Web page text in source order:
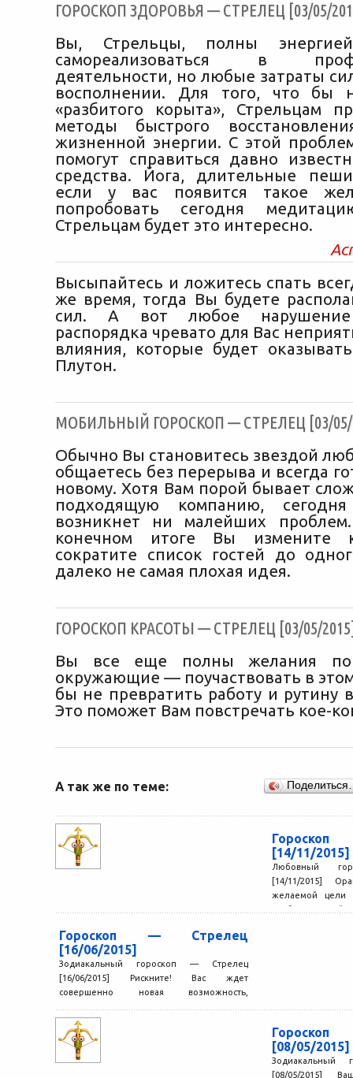
ГОРОСКОП ЗДОРОВЬЯ — СТРЕЛЕЦ [03/05/
Вы, Стрельцы, полны
самореализоваться в
деятельности, но любые затраты
восполнении. Для того, что бы
«разбитого корыта», Стрельцам
методы быстрого
жизненной энергии. С этой
помогут справиться давно
средства. Йога, длительные
если у вас появится такое
попробовать сегодня
Стрельцам будет это интересно.
Высыпайтесь и ложитесь спать
же время, тогда Вы будете
сил. А вот любое нарушение
распорядка чревато для Вас
влияния, которые будет
Плутон.
МОБИЛЬНЫЙ ГОРОСКОП — СТРЕЛЕЦ [03/05/
Обычно Вы становитесь звездой
общаетесь без перерыва и всегда
новому. Хотя Вам порой бывает
подходящую компанию,
возникнет ни малейших
конечном итоге Вы измените
сократите список гостей до
далеко не самая плохая идея.
ГОРОСКОП КРАСОТЫ — СТРЕЛЕЦ [03/05/
Вы все еще полны желания
окружающие — поучаствовать в
бы не превратить работу и рутину
Это поможет Вам повстречать кое-
А так же по теме:
[14/11/2015]
Любовный
[14/11/2015]
желаемой цели
особых
Гороскоп — Стрелец
[16/06/2015]
Зодиакальный гороскоп — Стрелец
[16/06/2015] Рискните! Вас ждет
совершенно новая возможность,
Конечно, если Вы готовы расстаться со...
[08/05/2015]
Зодиакальный
[08/05/2015]